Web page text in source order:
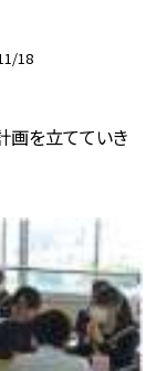
18
画を立てていき